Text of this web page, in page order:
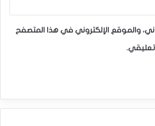
والموقع الإلكتروني في هذا المتصفح
تعليقي.